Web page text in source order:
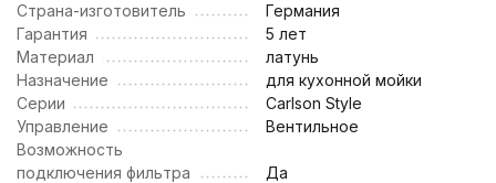
Страна-изготовитель
Германия
Гарантия
5 лет
Материал
латунь
Назначение
для кухонной мойки
Серии
Carlson Style
Управление
Вентильное
Возможность
подключения фильтра
Да